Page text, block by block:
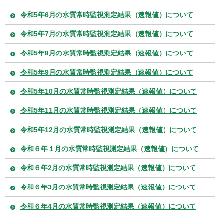
令和5年6月の水質常時監視測定結果（速報値）について
令和5年7月の水質常時監視測定結果（速報値）について
令和5年8月の水質常時監視測定結果（速報値）について
令和5年9月の水質常時監視測定結果（速報値）について
令和5年10月の水質常時監視測定結果（速報値）について
令和5年11月の水質常時監視測定結果（速報値）について
令和5年12月の水質常時監視測定結果（速報値）について
令和６年１月の水質常時監視測定結果（速報値）について
令和６年2月の水質常時監視測定結果（速報値）について
令和６年3月の水質常時監視測定結果（速報値）について
令和６年4月の水質常時監視測定結果（速報値）について